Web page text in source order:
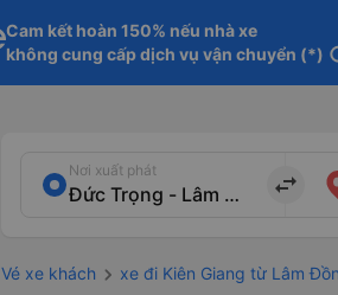
Cam kết hoàn 150% nếu nhà xe
không cung cấp dịch vụ vận chuyển (*)
Nơi xuất phát
import_export
Vé xe khách xe đi Kiên Giang từ Lâm